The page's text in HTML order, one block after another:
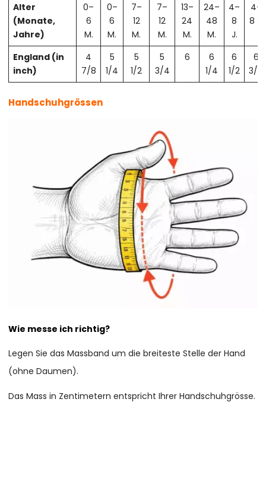
Alter
(Monate,
Jahre)
0–
6
M.
0–
6
M.
7–
12
M.
7–
12
M.
13–
24
M.
24–
48
M.
4–
8
J.
4–
8 J.
England (in
inch)
4
7/8
5
1/4
5
1/2
5
3/4
6
6
1/4
6
1/2
6
3/4
Handschuhgrössen
Wie messe ich richtig?
Legen Sie das Massband um die breiteste Stelle der Hand
(ohne Daumen).
Das Mass in Zentimetern entspricht Ihrer Handschuhgrösse.